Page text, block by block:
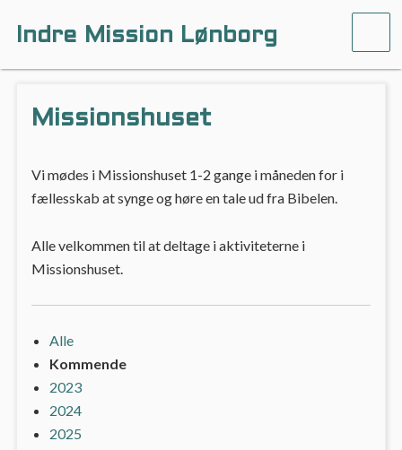
Indre Mission Lønborg
Missionshuset
Vi mødes i Missionshuset 1-2 gange i måneden for i
fællesskab at synge og høre en tale ud fra Bibelen.
Alle velkommen til at deltage i aktiviteterne i
Missionshuset.
Alle
Kommende
2023
2024
2025